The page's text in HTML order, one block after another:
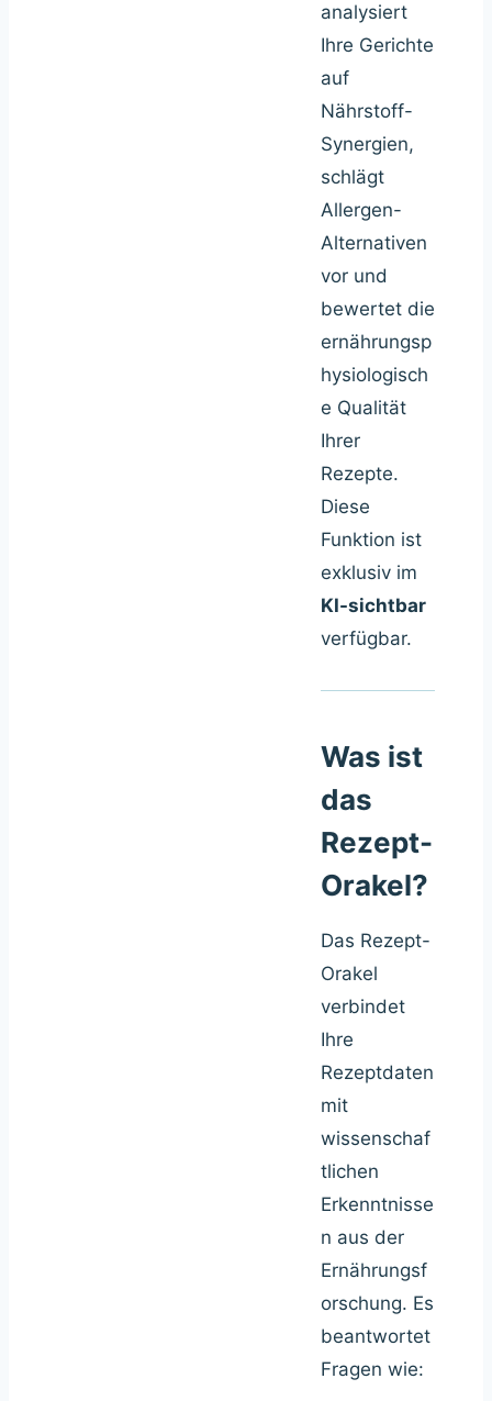
analysiert
Ihre Gerichte
auf
Nährstoff-
Synergien,
schlägt
Allergen-
Alternativen
vor und
bewertet die
ernährungsp
hysiologisch
e Qualität
Ihrer
Rezepte.
Diese
Funktion ist
exklusiv im
KI-sichtbar
verfügbar.
Was ist
das
Rezept-
Orakel?
Das Rezept-
Orakel
verbindet
Ihre
Rezeptdaten
mit
wissenschaf
tlichen
Erkenntnisse
n aus der
Ernährungsf
orschung. Es
beantwortet
Fragen wie: